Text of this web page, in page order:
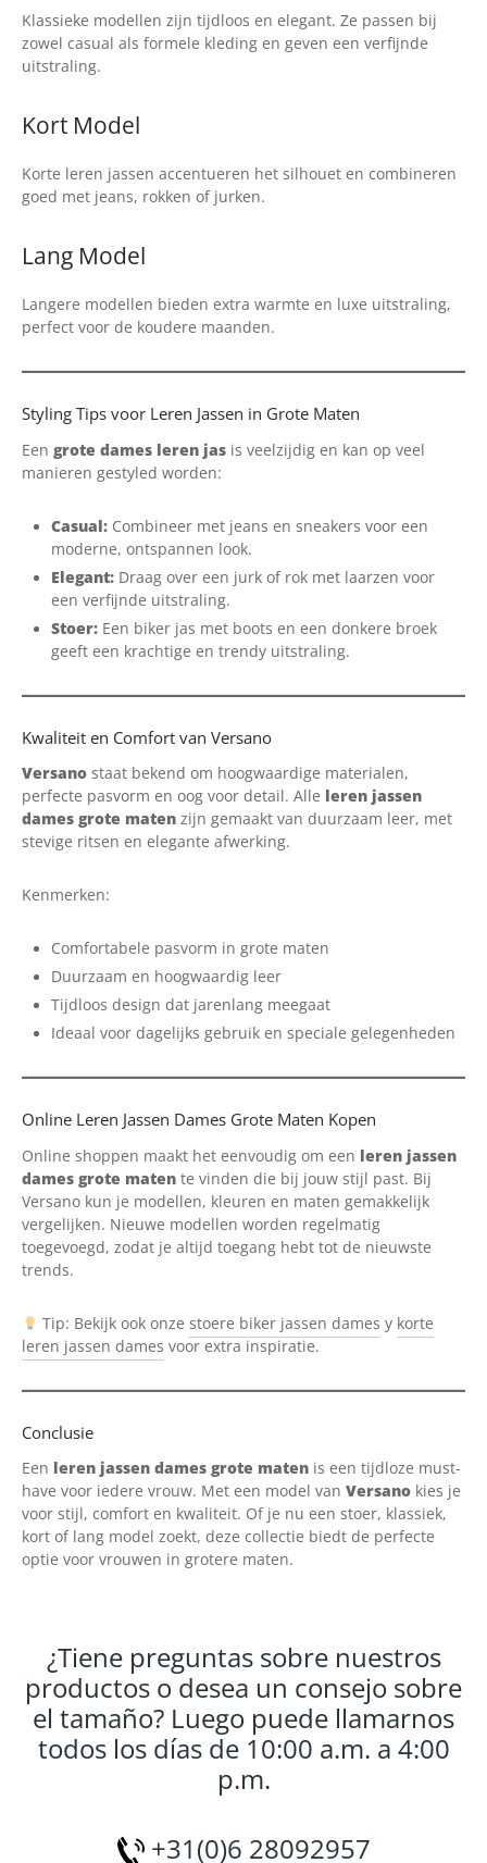
Klassieke modellen zijn tijdloos en elegant. Ze passen bij
zowel casual als formele kleding en geven een verfijnde
uitstraling.
Kort Model
Korte leren jassen accentueren het silhouet en combineren
goed met jeans, rokken of jurken.
Lang Model
Langere modellen bieden extra warmte en luxe uitstraling,
perfect voor de koudere maanden.
Styling Tips voor Leren Jassen in Grote Maten
Een grote dames leren jas is veelzijdig en kan op veel
manieren gestyled worden:
Casual:Combineer met jeans en sneakers voor een
moderne, ontspannen look.
Elegant:Draag over een jurk of rok met laarzen voor
een verfijnde uitstraling.
Stoer:Een biker jas met boots en een donkere broek
geeft een krachtige en trendy uitstraling.
Kwaliteit en Comfort van Versano
Versano staat bekend om hoogwaardige materialen,
perfecte pasvorm en oog voor detail. Alle leren jassen
dames grote maten zijn gemaakt van duurzaam leer, met
stevige ritsen en elegante afwerking.
Kenmerken:
Comfortabele pasvorm in grote maten
Duurzaam en hoogwaardig leer
Tijdloos design dat jarenlang meegaat
Ideaal voor dagelijks gebruik en speciale gelegenheden
Online Leren Jassen Dames Grote Maten Kopen
Online shoppen maakt het eenvoudig om een leren jassen
dames grote maten te vinden die bij jouw stijl past. Bij
Versano kun je modellen, kleuren en maten gemakkelijk
vergelijken. Nieuwe modellen worden regelmatig
toegevoegd, zodat je altijd toegang hebt tot de nieuwste
trends.
Tip: Bekijk ook onzestoere biker jassen dames y korte
leren jassen dames voor extra inspiratie.
Conclusie
Een leren jassen dames grote maten is een tijdloze must-
have voor iedere vrouw. Met een model van Versano kies je
voor stijl, comfort en kwaliteit. Of je nu een stoer, klassiek,
kort of lang model zoekt, deze collectie biedt de perfecte
optie voor vrouwen in grotere maten.
¿Tiene preguntas sobre nuestros
productos o desea un consejo sobre
el tamaño? Luego puede llamarnos
todos los días de 10:00 a.m. a 4:00
p.m.
+31(0)6 28092957